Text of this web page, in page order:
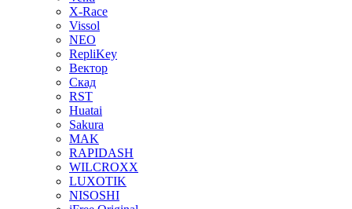
X-Race
Vissol
NEO
RepliKey
Вектор
Скад
RST
Huatai
Sakura
MAK
RAPIDASH
WILCROXX
LUXOTIK
NISOSHI